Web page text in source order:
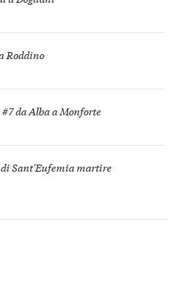
Roddino
da Alba a Monforte
di Sant'Eufemia martire